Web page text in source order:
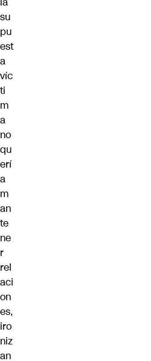
su
pu
est
a
víc
ti
m
a
no
qu
erí
a
m
an
te
ne
r
rel
aci
on
es,
iro
niz
an